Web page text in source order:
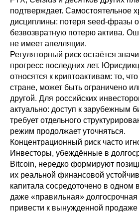
подтверждает. Самостоятельное
дисциплины: потеря seed-фразы
безвозвратную потерю актива.
не имеет апелляции.
Регуляторный риск остаётся
прогресс последних лет.
относятся к криптоактивам: то,
стране, может быть ограничено
другой. Для российских
актуально: доступ к зарубежным
требует отдельного
режим продолжает уточняться.
Концентрационный риск часто
Инвесторы, убеждённые в
Bitcoin, нередко формируют
их реальной финансовой
капитала сосредоточено в одном
даже «правильная»
привести к вынужденной